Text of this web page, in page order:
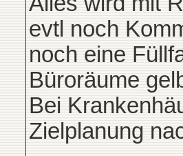
evtl noch
noch eine
Büroräume
Bei
Zielplanung